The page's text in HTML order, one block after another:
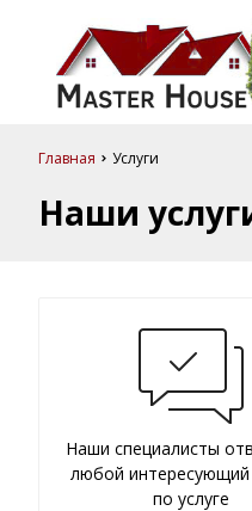
Главная Услуги
Наши
Наши специалисты
любой интересующий
по услуге